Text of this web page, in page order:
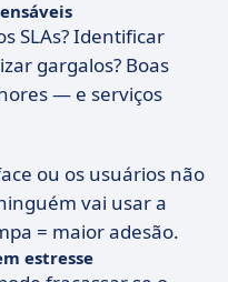
SLAs? Identificar
gargalos? Boas
— e serviços
ou os usuários não
vai usar a
= maior adesão.
estresse